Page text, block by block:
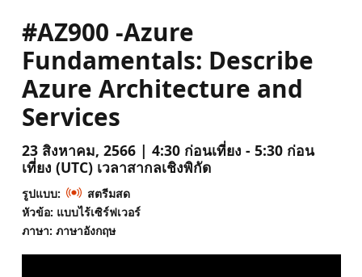
#AZ900 -Azure
Fundamentals: Describe
Azure Architecture and
Services
23 สิงหาคม, 2566 | 4:30 ก่อนเที่ยง - 5:30 ก่อน
เที่ยง (UTC) เวลาสากลเชิงพิกัด
รูปแบบ:
สตรีมสด
หัวข้อ: แบบไร้เซิร์ฟเวอร์
ภาษา: ภาษาอังกฤษ